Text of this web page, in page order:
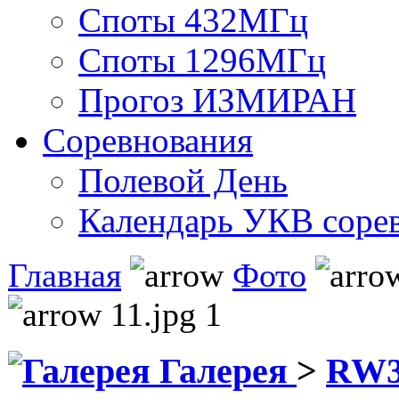
Споты 432МГц
Споты 1296МГц
Прогоз ИЗМИРАН
Соревнования
Полевой День
Календарь УКВ
Главная
Фото
11.jpg 1
Галерея >